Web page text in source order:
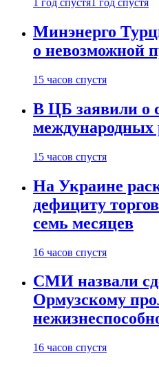
1 год спустя 1 год спустя
Минэнерго
о невозможной
15 часов спустя
В ЦБ заявили о
международных
15 часов спустя
На Украине
дефициту
семь месяцев
16 часов спустя
СМИ назвали
Ормузскому
16 часов спустя